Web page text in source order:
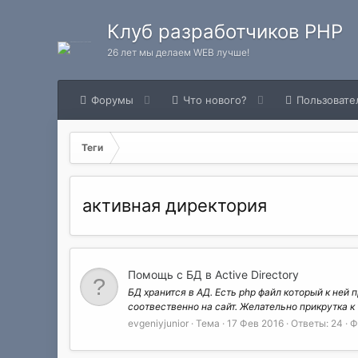
Клуб разработчиков PHP
26 лет мы делаем WEB лучше!
Форумы Что нового?
Теги
активная директория
Помощь с БД в Active Directory
БД хранится в АД. Есть php файл который к
соотвественно на сайт. Желательно прикрутка
evgeniyjunior Тема 17 Фев 2016 Ответы: 24